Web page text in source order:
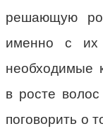
решающую
именно с их
необходимые
в росте
поговорить о